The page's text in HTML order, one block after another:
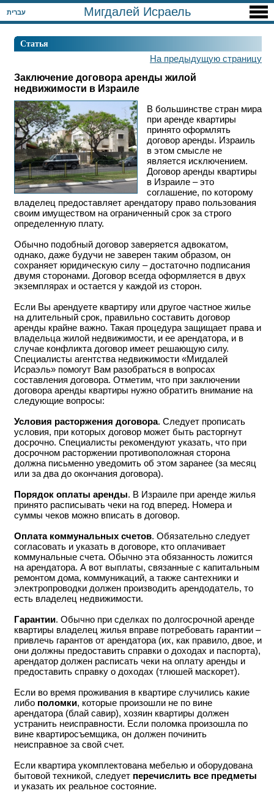
עברית Мигдалей Исраель
Статья
На предыдущую страницу
Заключение договора аренды жилой
недвижимости в Израиле
В большинстве стран мира
при аренде квартиры
принято оформлять
договор аренды. Израиль
в этом смысле не
является исключением.
Договор аренды квартиры
в Израиле – это
соглашение, по которому
владелец предоставляет арендатору право пользования
своим имуществом на ограниченный срок за строго
определенную плату.
Обычно подобный договор заверяется адвокатом,
однако, даже будучи не заверен таким образом, он
сохраняет юридическую силу – достаточно подписания
двумя сторонами. Договор всегда оформляется в двух
экземплярах и остается у каждой из сторон.
Если Вы арендуете квартиру или другое частное жилье
на длительный срок, правильно составить договор
аренды крайне важно. Такая процедура защищает права и
владельца жилой недвижимости, и ее арендатора, и в
случае конфликта договор имеет решающую силу.
Специалисты агентства недвижимости «Мигдалей
Исраэль» помогут Вам разобраться в вопросах
составления договора. Отметим, что при заключении
договора аренды квартиры нужно обратить внимание на
следующие вопросы:
Условия расторжения договора. Следует прописать
условия, при которых договор может быть расторгнут
досрочно. Специалисты рекомендуют указать, что при
досрочном расторжении противоположная сторона
должна письменно уведомить об этом заранее (за месяц
или за два до окончания договора).
Порядок оплаты аренды. В Израиле при аренде жилья
принято расписывать чеки на год вперед. Номера и
суммы чеков можно вписать в договор.
Оплата коммунальных счетов. Обязательно следует
согласовать и указать в договоре, кто оплачивает
коммунальные счета. Обычно эта обязанность ложится
на арендатора. А вот выплаты, связанные с капитальным
ремонтом дома, коммуникаций, а также сантехники и
электропроводки должен производить арендодатель, то
есть владелец недвижимости.
Гарантии. Обычно при сделках по долгосрочной аренде
квартиры владелец жилья вправе потребовать гарантии –
привлечь гарантов от арендатора (их, как правило, двое, и
они должны предоставить справки о доходах и паспорта),
арендатор должен расписать чеки на оплату аренды и
предоставить справку о доходах (тлюшей маскорет).
Если во время проживания в квартире случились какие
либо поломки, которые произошли не по вине
арендатора (блай савир), хозяин квартиры должен
устранить неисправности. Если поломка произошла по
вине квартиросъемщика, он должен починить
неисправное за свой счет.
Если квартира укомплектована мебелью и оборудована
бытовой техникой, следует перечислить все предметы
и указать их реальное состояние.